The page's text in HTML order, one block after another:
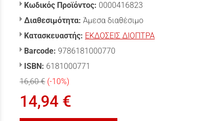
Κωδικός Προϊόντος: 0000416823
Διαθεσιμότητα: Άμεσα διαθέσιμο
Κατασκευαστής: ΕΚΔΟΣΕΙΣ ΔΙΟΠΤΡΑ
Barcode: 9786181000770
ISBN: 6181000771
16,60 € (-10%)
14,94 €